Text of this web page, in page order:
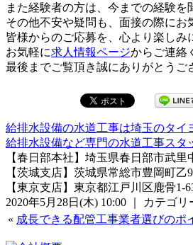
また経験者の方は、今までの経験を
その他不安や疑問も、面接の際にお
皆様からのご応募を、心より楽しみ
お気軽に求人情報ページからご連絡
最後までご覧頂き誠にありがとうご
給排水設備の水道工事は埼玉のタイ
給排水設備など専門の水道工事スタ
【春日部本社】埼玉県春日部市武里
【茨城支店】茨城県常総市豊岡町乙
【東京支店】東京都江戸川区鹿骨1-
2020年5月28日(木) 10:00 ｜ カテゴリ
« 成長できる配管工事業者選びのポ